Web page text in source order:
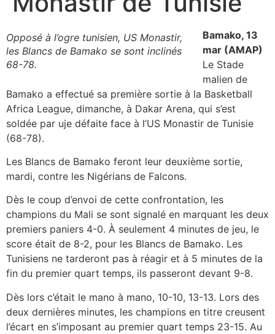
Opposé à l’ogre tunisien, US Monastir,
les Blancs de Bamako se sont inclinés
68-78.
Bamako, 13
mar (AMAP)
Le Stade
malien de
Bamako a effectué sa première sortie à la Basketball
Africa League, dimanche, à Dakar Arena, qui s’est
soldée par uje défaite face à l’US Monastir de Tunisie
(68-78).
Les Blancs de Bamako feront leur deuxième sortie,
mardi, contre les Nigérians de Falcons.
Dès le coup d’envoi de cette confrontation, les
champions du Mali se sont signalé en marquant les deux
premiers paniers 4-0. À seulement 4 minutes de jeu, le
score était de 8-2, pour les Blancs de Bamako. Les
Tunisiens ne tarderont pas à réagir et à 5 minutes de la
fin du premier quart temps, ils passeront devant 9-8.
Dès lors c’était le mano à mano, 10-10, 13-13. Lors des
deux dernières minutes, les champions en titre creusent
l’écart en s’imposant au premier quart temps 23-15. Au